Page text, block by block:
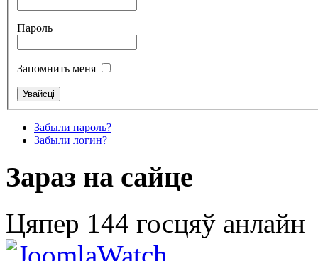
Пароль
Запомнить меня
Забыли пароль?
Забыли логин?
Зараз на сайце
Цяпер 144 госцяў анлайн